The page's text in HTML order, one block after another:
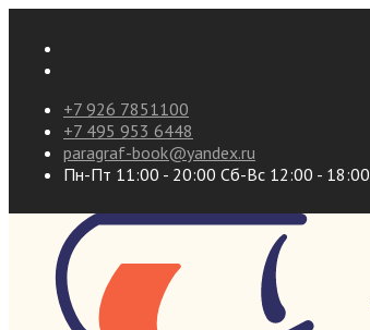
+7 926 7851100
+7 495 953 6448
paragraf-book@yandex.ru
Пн-Пт 11:00 - 20:00 Сб-Вс 12:00 - 18:00